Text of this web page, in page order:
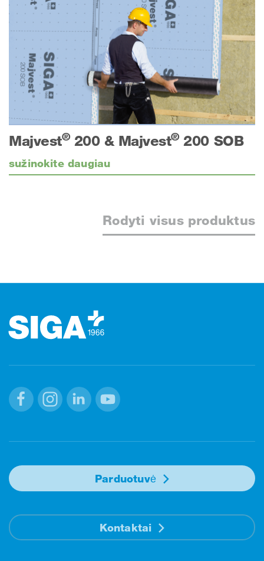
Majvest®200 & Majvest®200 SOB
sužinokite daugiau
Rodyti visus produktus
Parduotuvė
Kontaktai